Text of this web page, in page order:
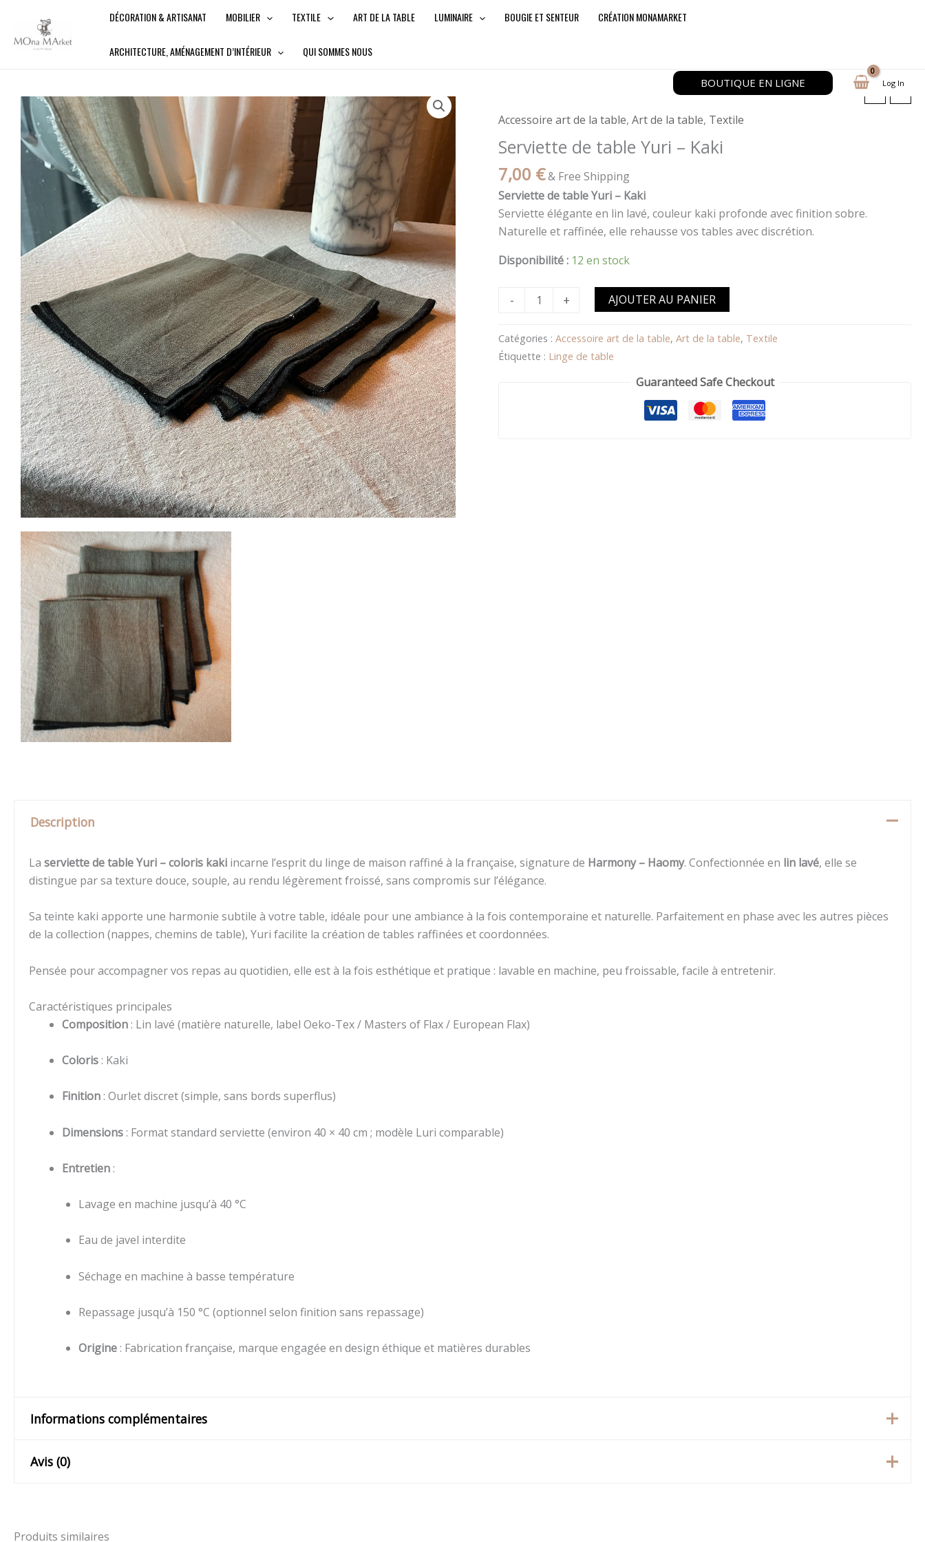
contenu
DÉCORATION & ARTISANAT MOBILIER TEXTILE ART DE LA TABLE LUMINAIRE BOUGIE ET SENTEUR CRÉATION MONAMARKET
ARCHITECTURE, AMÉNAGEMENT D’INTÉRIEUR QUI SOMMES NOUS
BOUTIQUE EN LIGNE Log In
/ Serviette de table Yuri – Kaki
Accessoire art de la table,Art de la table, Textile
Serviette de table Yuri – Kaki
7,00 €& Free Shipping
Serviette de table Yuri – Kaki
Serviette élégante en lin lavé, couleur kaki profonde avec finition sobre.
Naturelle et raffinée, elle rehausse vos tables avec discrétion.
Disponibilité : 12 en stock
-
Serviette
de
Yuri
–
Kaki
+ AJOUTER AU PANIER
Catégories :Accessoire art de la table,Art de la table, Textile
Étiquette : Linge de table
Guaranteed Safe Checkout
Description
La serviette de table Yuri – coloris kakiincarne l’esprit du linge de maison raffiné à la française, signature de Harmony – Haomy. Confectionnée en lin lavé, elle se
distingue par sa texture douce, souple, au rendu légèrement froissé, sans compromis sur l’élégance.
Sa teinte kaki apporte une harmonie subtile à votre table, idéale pour une ambiance à la fois contemporaine et naturelle. Parfaitement en phase avec les autres pièces
de la collection (nappes, chemins de table), Yuri facilite la création de tables raffinées et coordonnées.
Pensée pour accompagner vos repas au quotidien, elle est à la fois esthétique et pratique : lavable en machine, peu froissable, facile à entretenir.
Caractéristiques principales
Composition: Lin lavé (matière naturelle, label Oeko-Tex / Masters of Flax / European Flax)
Coloris: Kaki
Finition: Ourlet discret (simple, sans bords superflus)
Dimensions: Format standard serviette (environ 40 × 40 cm ; modèle Luri comparable)
Entretien:
Lavage en machine jusqu’à 40 °C
Eau de javel interdite
Séchage en machine à basse température
Repassage jusqu’à 150 °C (optionnel selon finition sans repassage)
Origine: Fabrication française, marque engagée en design éthique et matières durables
Informations complémentaires
Poids
Avis (0)
Produits similaires